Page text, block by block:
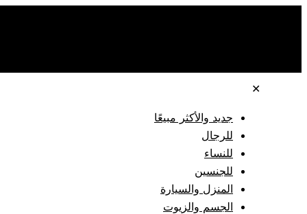
✕
جديد والأكثر مبيعًا
للرجال
للنساء
للجنسين
المنزل والسيارة
الجسم والزيوت